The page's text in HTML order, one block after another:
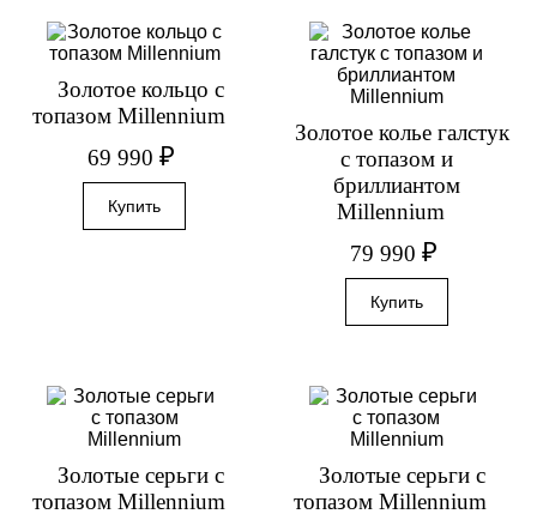
Золотое кольцо с
топазом Millennium
69 990₽
Золотое колье галстук
с топазом и
бриллиантом
Millennium
79 990 ₽
Золотые серьги с
топазом Millennium
Золотые серьги с
топазом Millennium